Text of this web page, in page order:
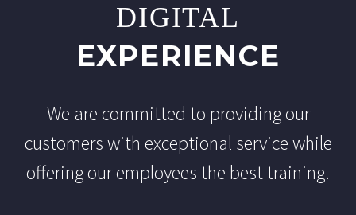
DIGITAL
EXPERIENCE
We are committed to providing our
customers with exceptional service while
offering our employees the best training.